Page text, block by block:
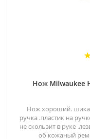
Нож Milwaukee
Нож хороший.
ручка .пластик на
не скользит в руке
об кожаный